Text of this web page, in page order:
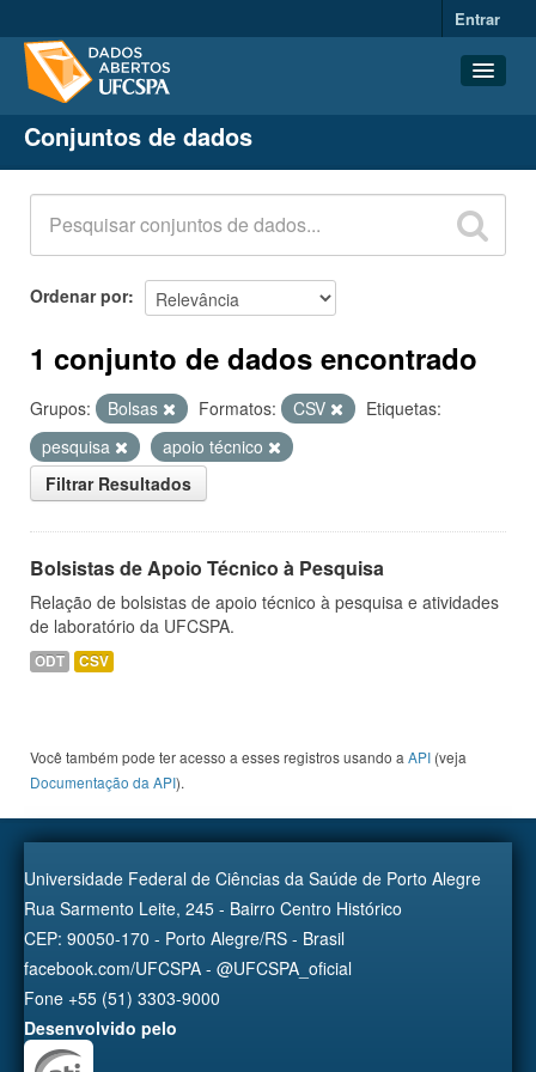
Entrar
Conjuntos de dados
Organizações
Grupos
Sobre
Conjuntos de dados
Ordenar por
1 conjunto de dados encontrado
Grupos: Bolsas Formatos: CSV
Etiquetas:
pesquisa
apoio técnico
Filtrar Resultados
Bolsistas de Apoio Técnico à Pesquisa
Relação de bolsistas de apoio técnico à pesquisa e atividades
de laboratório da UFCSPA.
ODT CSV
Você também pode ter acesso a esses registros usando a API (veja
Documentação da API).
Universidade Federal de Ciências da Saúde de Porto Alegre
Rua Sarmento Leite, 245 - Bairro Centro Histórico
CEP: 90050-170 - Porto Alegre/RS - Brasil
facebook.com/UFCSPA - @UFCSPA_oficial
Fone +55 (51) 3303-9000
Desenvolvido pelo